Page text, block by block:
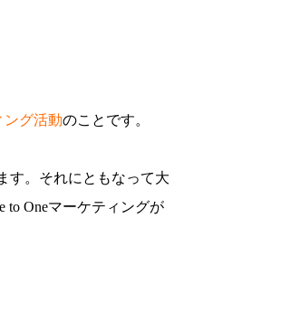
ング活動のことです。
す。それにともなって大
Oneマーケティングが